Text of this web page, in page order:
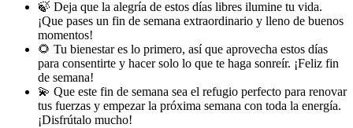
🍃 Deja que la alegría de estos días libres ilumine tu vida.
¡Que pases un fin de semana extraordinario y lleno de buenos
momentos!
🌻 Tu bienestar es lo primero, así que aprovecha estos días
para consentirte y hacer solo lo que te haga sonreír. ¡Feliz fin
de semana!
💫 Que este fin de semana sea el refugio perfecto para renovar
tus fuerzas y empezar la próxima semana con toda la energía.
¡Disfrútalo mucho!